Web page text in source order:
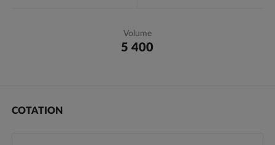
Volume
5 400
COTATION